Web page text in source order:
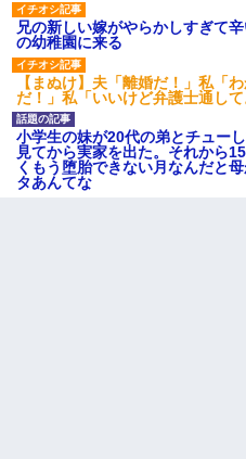
兄の新しい嫁がやらかしすぎて
の幼稚園に来る
【まぬけ】夫「離婚だ！」私「
だ！」私「いいけど弁護士通し
小学生の妹が20代の弟とチュー
見てから実家を出た。それから
くもう堕胎できない月なんだと
タあんてな